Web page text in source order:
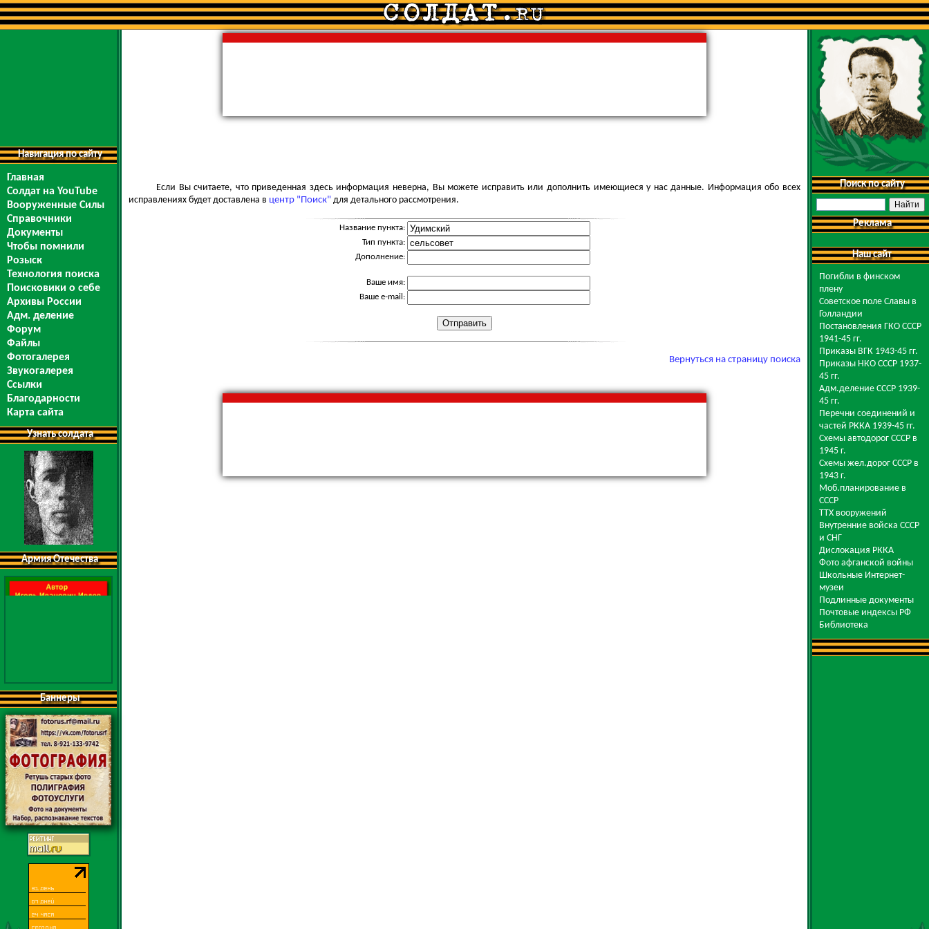
Навигация по сайту
Главная
Солдат на YouTube
Вооруженные Силы
Справочники
Документы
Чтобы помнили
Розыск
Технология поиска
Поисковики о себе
Архивы России
Адм. деление
Форум
Файлы
Фотогалерея
Звукогалерея
Ссылки
Благодарности
Карта сайта
Узнать солдата
Армия Отечества
Баннеры
Если Вы считаете, что приведенная здесь информация неверна, Вы можете исправить или дополнить имеющиеся у нас данные. Информация обо всех
исправлениях будет доставлена в центр "Поиск" для детального рассмотрения.
Название пункта:
Тип пункта:
Дополнение:
Ваше имя:
Ваше e-mail:
Вернуться на страницу поиска
Поиск по сайту
Реклама
Наш сайт
Погибли в финском
плену
Советское поле Славы в
Голландии
Постановления ГКО СССР
1941-45 гг.
Приказы ВГК 1943-45 гг.
Приказы НКО СССР 1937-
45 гг.
Адм.деление СССР 1939-
45 гг.
Перечни соединений и
частей РККА 1939-45 гг.
Схемы автодорог СССР в
1945 г.
Схемы жел.дорог СССР в
1943 г.
Моб.планирование в
СССР
ТТХ вооружений
Внутренние войска СССР
и СНГ
Дислокация РККА
Фото афганской войны
Школьные Интернет-
музеи
Подлинные документы
Почтовые индексы РФ
Библиотека